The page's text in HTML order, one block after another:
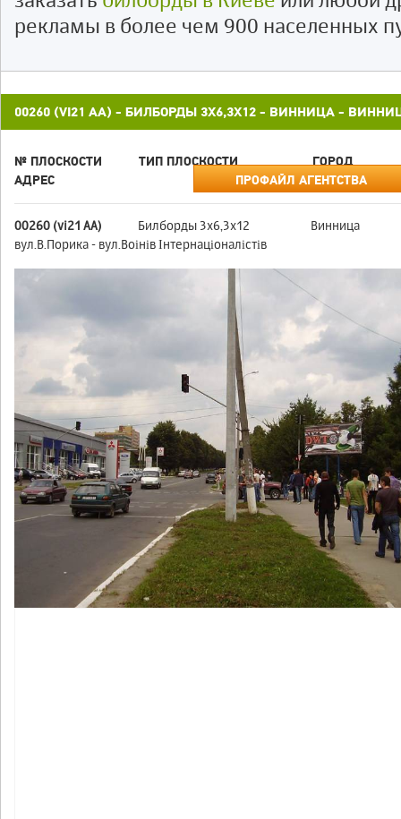
рекламы в более чем 900 населенных
00260 (VI21 АА) - БИЛБОРДЫ 3X6,3X12 - ВИННИЦА -
№ ПЛОСКОСТИ ТИП ПЛОСКОСТИ
ГОРОД
АДРЕС
ПРОФАЙЛ АГЕНТСТВА
00260 (vi21 АА) Билборды 3x6,3x12
Винница
вул.В.Порика - вул.Воінів Інтернаціоналістів